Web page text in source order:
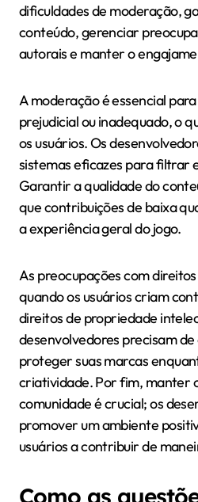
dificuldades de moderação,
conteúdo, gerenciar
autorais e manter o
A moderação é essencial
prejudicial ou inadequado, o
os usuários. Os
sistemas eficazes para filtrar
Garantir a qualidade do
que contribuições de baixa
a experiência geral do jogo.
As preocupações com
quando os usuários criam
direitos de propriedade
desenvolvedores precisam
proteger suas marcas
criatividade. Por fim, manter
comunidade é crucial; os
promover um ambiente
usuários a contribuir de
Como as